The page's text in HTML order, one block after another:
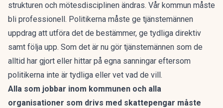
strukturen och mötesdisciplinen ändras. Vår kommun måste
bli professionell. Politikerna måste ge tjänstemännen
uppdrag att utföra det de bestämmer, ge tydliga direktiv
samt följa upp. Som det är nu gör tjänstemännen som de
alltid har gjort eller hittar på egna sanningar eftersom
politikerna inte är tydliga eller vet vad de vill.
Alla som jobbar inom kommunen och alla
organisationer som drivs med skattepengar måste